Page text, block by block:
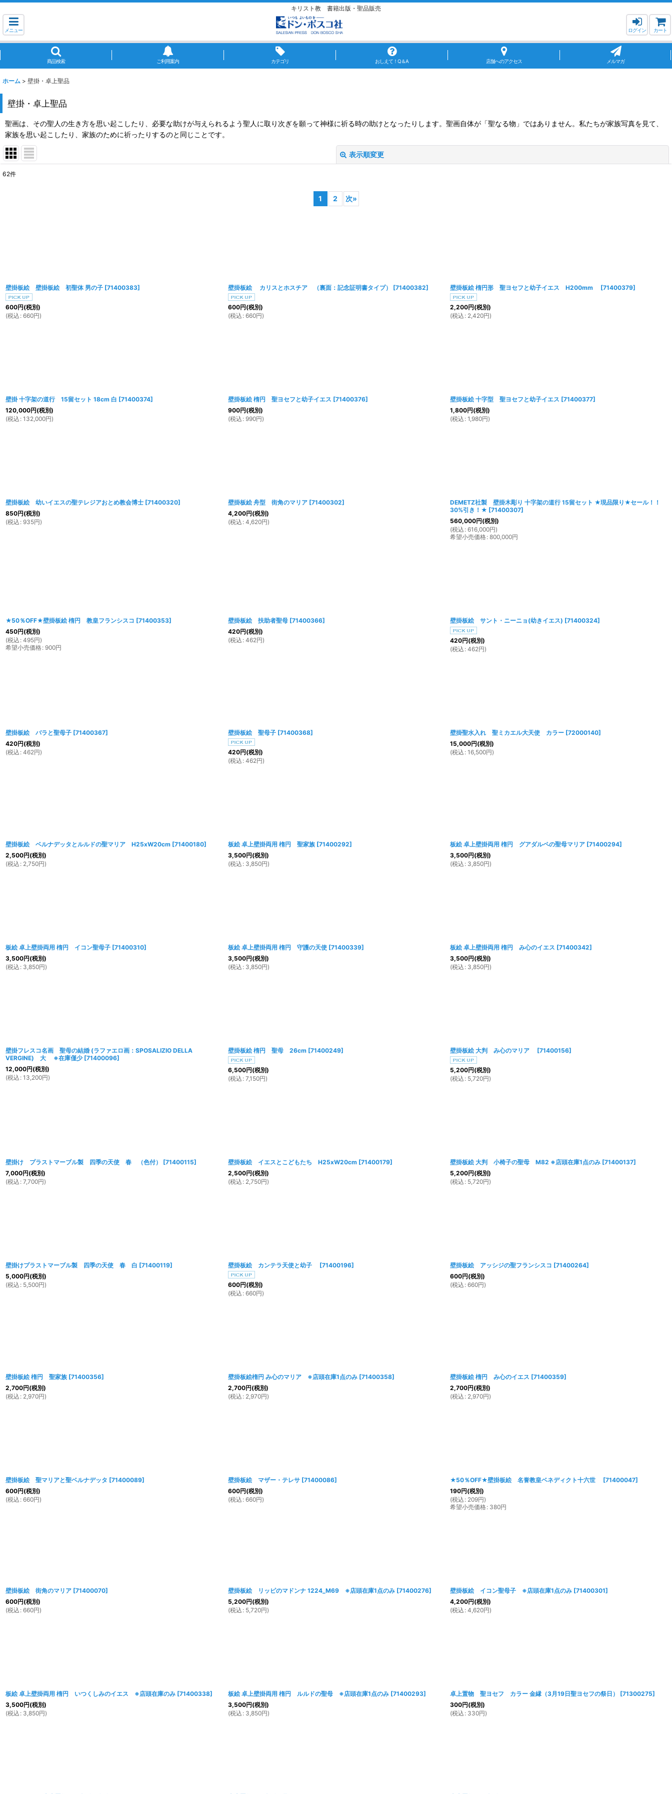
キリスト教 書籍出版・聖品販売
メニュー ログイン カート
商品検索 ご利用案内 カテゴリ おしえて！Q＆A 店舗へのアクセス メルマガ
ホーム > 壁掛・卓上聖品
壁掛・卓上聖品
聖画は、その聖人の生き方を思い起こしたり、必要な助けが与えられるよう聖人に取り次ぎを願って神様に祈る時の助けとなったりします。聖画自体が「聖なる物」ではありません。私たちが家族写真を見て、
家族を思い起こしたり、家族のために祈ったりするのと同じことです。
表示順変更
62件
1 2 次»
壁掛板絵 壁掛板絵 初聖体 男の子 [71400383]
600円(税別)
(税込 : 660円)
壁掛板絵 カリスとホスチア （裏面：記念証明書タイプ） [71400382]
600円(税別)
(税込 : 660円)
壁掛板絵 楕円形 聖ヨセフと幼子イエス H200mm [71400379]
2,200円(税別)
(税込 : 2,420円)
壁掛 十字架の道行 15留セット 18cm 白 [71400374]
120,000円(税別)
(税込 : 132,000円)
壁掛板絵 楕円 聖ヨセフと幼子イエス [71400376]
900円(税別)
(税込 : 990円)
壁掛板絵 十字型 聖ヨセフと幼子イエス [71400377]
1,800円(税別)
(税込 : 1,980円)
壁掛板絵 幼いイエスの聖テレジアおとめ教会博士 [71400320]
850円(税別)
(税込 : 935円)
壁掛板絵 舟型 街角のマリア [71400302]
4,200円(税別)
(税込 : 4,620円)
DEMETZ社製 壁掛木彫り 十字架の道行 15留セット ★現品限り★セール！！
30%引き！★ [71400307]
560,000円(税別)
(税込 : 616,000円)
希望小売価格: 800,000円
★50％OFF★壁掛板絵 楕円 教皇フランシスコ [71400353]
450円(税別)
(税込 : 495円)
希望小売価格: 900円
壁掛板絵 扶助者聖母 [71400366]
420円(税別)
(税込 : 462円)
壁掛板絵 サント・ニーニョ(幼きイエス) [71400324]
420円(税別)
(税込 : 462円)
壁掛板絵 バラと聖母子 [71400367]
420円(税別)
(税込 : 462円)
壁掛板絵 聖母子 [71400368]
420円(税別)
(税込 : 462円)
壁掛聖水入れ 聖ミカエル大天使 カラー [72000140]
15,000円(税別)
(税込 : 16,500円)
壁掛板絵 ベルナデッタとルルドの聖マリア H25xW20cm [71400180]
2,500円(税別)
(税込 : 2,750円)
板絵 卓上壁掛両用 楕円 聖家族 [71400292]
3,500円(税別)
(税込 : 3,850円)
板絵 卓上壁掛両用 楕円 グアダルペの聖母マリア [71400294]
3,500円(税別)
(税込 : 3,850円)
板絵 卓上壁掛両用 楕円 イコン聖母子 [71400310]
3,500円(税別)
(税込 : 3,850円)
板絵 卓上壁掛両用 楕円 守護の天使 [71400339]
3,500円(税別)
(税込 : 3,850円)
板絵 卓上壁掛両用 楕円 み心のイエス [71400342]
3,500円(税別)
(税込 : 3,850円)
壁掛フレスコ名画 聖母の結婚 (ラファエロ画：SPOSALIZIO DELLA
VERGINE) 大 ※在庫僅少 [71400096]
12,000円(税別)
(税込 : 13,200円)
壁掛板絵 楕円 聖母 26cm [71400249]
6,500円(税別)
(税込 : 7,150円)
壁掛板絵 大判 み心のマリア [71400156]
5,200円(税別)
(税込 : 5,720円)
壁掛け プラストマーブル製 四季の天使 春 （色付） [71400115]
7,000円(税別)
(税込 : 7,700円)
壁掛板絵 イエスとこどもたち H25xW20cm [71400179]
2,500円(税別)
(税込 : 2,750円)
壁掛板絵 大判 小椅子の聖母 M82 ※店頭在庫1点のみ [71400137]
5,200円(税別)
(税込 : 5,720円)
壁掛けプラストマーブル製 四季の天使 春 白 [71400119]
5,000円(税別)
(税込 : 5,500円)
壁掛板絵 カンテラ天使と幼子 [71400196]
600円(税別)
(税込 : 660円)
壁掛板絵 アッシジの聖フランシスコ [71400264]
600円(税別)
(税込 : 660円)
壁掛板絵 楕円 聖家族 [71400356]
2,700円(税別)
(税込 : 2,970円)
壁掛板絵楕円 み心のマリア ※店頭在庫1点のみ [71400358]
2,700円(税別)
(税込 : 2,970円)
壁掛板絵 楕円 み心のイエス [71400359]
2,700円(税別)
(税込 : 2,970円)
壁掛板絵 聖マリアと聖ベルナデッタ [71400089]
600円(税別)
(税込 : 660円)
壁掛板絵 マザー・テレサ [71400086]
600円(税別)
(税込 : 660円)
★50％OFF★壁掛板絵 名誉教皇ベネディクト十六世 [71400047]
190円(税別)
(税込 : 209円)
希望小売価格: 380円
壁掛板絵 街角のマリア [71400070]
600円(税別)
(税込 : 660円)
壁掛板絵 リッピのマドンナ 1224_M69 ※店頭在庫1点のみ [71400276]
5,200円(税別)
(税込 : 5,720円)
壁掛板絵 イコン聖母子 ※店頭在庫1点のみ [71400301]
4,200円(税別)
(税込 : 4,620円)
板絵 卓上壁掛両用 楕円 いつくしみのイエス ※店頭在庫のみ [71400338]
3,500円(税別)
(税込 : 3,850円)
板絵 卓上壁掛両用 楕円 ルルドの聖母 ※店頭在庫1点のみ [71400293]
3,500円(税別)
(税込 : 3,850円)
卓上置物 聖ヨセフ カラー 金縁（3月19日聖ヨセフの祭日） [71300275]
300円(税別)
(税込 : 330円)